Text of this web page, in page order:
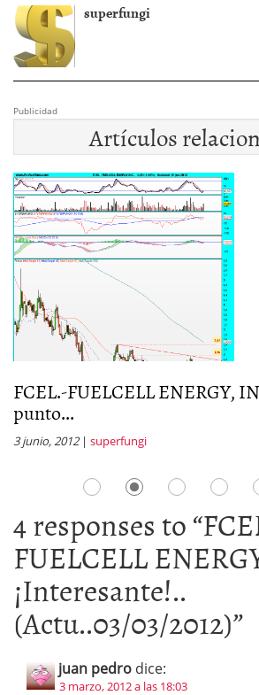
superfungi
Publicidad
Artículos
FCEL.-FUELCELL ENERGY,
punto...
3 junio, 2012| superfungi
4 responses to “
FUELCELL
¡Interesante!..
(Actu..03/03/2012)”
juan pedro dice:
3 marzo, 2012 a las 18:03